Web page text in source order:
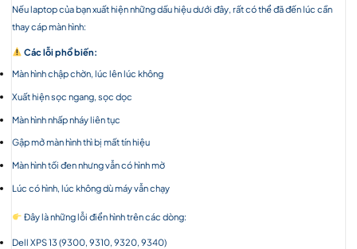
Nếu laptop của bạn xuất hiện những dấu hiệu dưới đây, rất có thể đã đến lúc cần
thay cáp màn hình:
Các lỗi phổ biến:
Màn hình chập chờn, lúc lên lúc không
Xuất hiện sọc ngang, sọc dọc
Màn hình nhấp nháy liên tục
Gập mở màn hình thì bị mất tín hiệu
Màn hình tối đen nhưng vẫn có hình mờ
Lúc có hình, lúc không dù máy vẫn chạy
Đây là những lỗi điển hình trên các dòng:
Dell XPS 13 (9300, 9310, 9320, 9340)